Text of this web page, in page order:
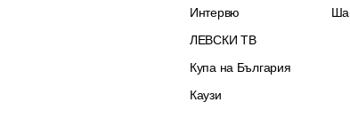
Интервю
ЛЕВСКИ ТВ
Купа на България
Каузи